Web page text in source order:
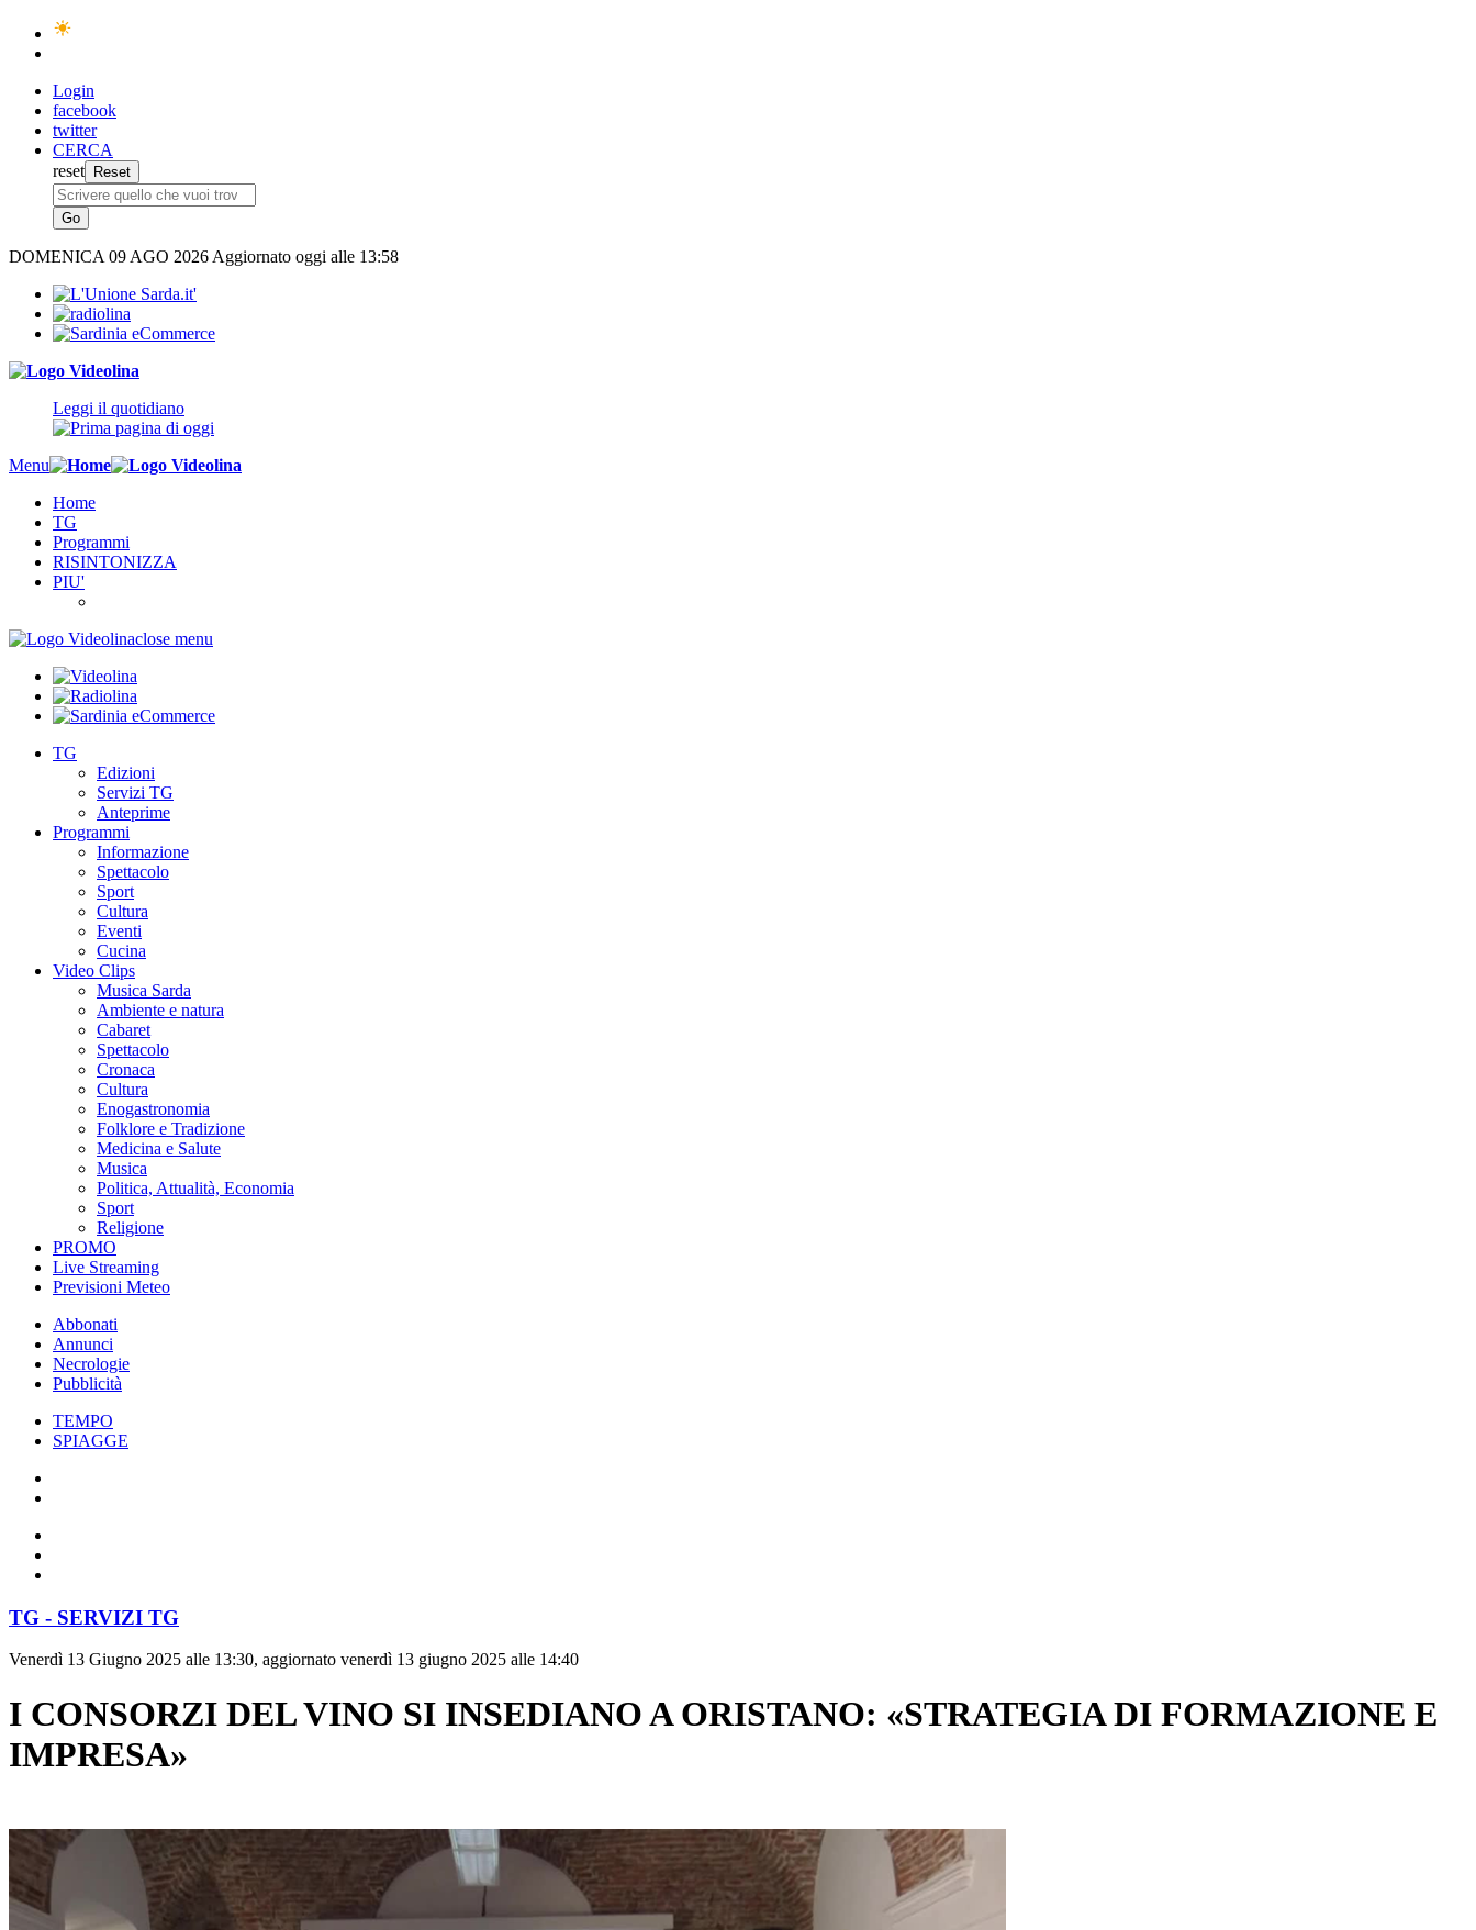
Login
facebook
twitter
CERCA
reset
DOMENICA 09 AGO 2026 Aggiornato oggi alle 13:58
Leggi il quotidiano
Menu
Home
TG
Programmi
RISINTONIZZA
PIU'
close menu
TG
Edizioni
Servizi TG
Anteprime
Programmi
Informazione
Spettacolo
Sport
Cultura
Eventi
Cucina
Video Clips
Musica Sarda
Ambiente e natura
Cabaret
Spettacolo
Cronaca
Cultura
Enogastronomia
Folklore e Tradizione
Medicina e Salute
Musica
Politica, Attualità, Economia
Sport
Religione
PROMO
Live Streaming
Previsioni Meteo
Abbonati
Annunci
Necrologie
Pubblicità
TEMPO
SPIAGGE
TG - SERVIZI TG
Venerdì 13 Giugno 2025 alle 13:30, aggiornato venerdì 13 giugno 2025 alle 14:40
I CONSORZI DEL VINO SI INSEDIANO A ORISTANO: «STRATEGIA DI FORMAZIONE E
IMPRESA»